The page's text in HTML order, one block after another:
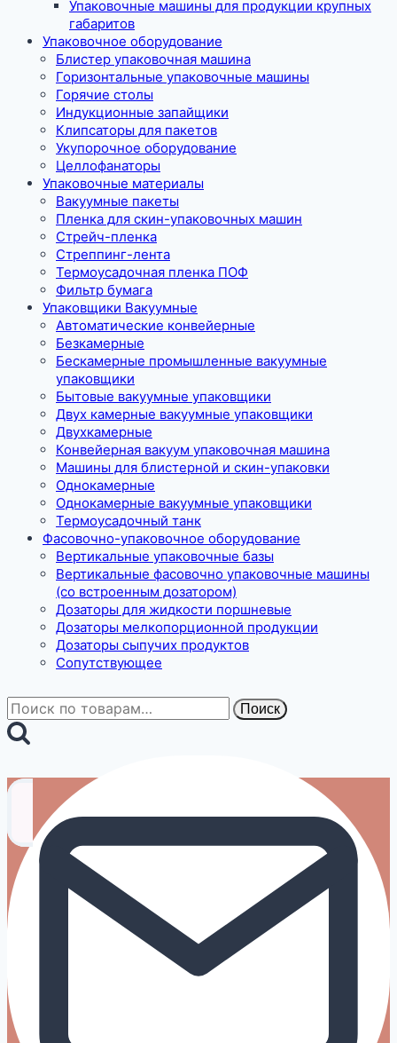
Упаковочные машины для продукции крупных
габаритов
Упаковочное оборудование
Блистер упаковочная машина
Горизонтальные упаковочные машины
Горячие столы
Индукционные запайщики
Клипсаторы для пакетов
Укупорочное оборудование
Целлофанаторы
Упаковочные материалы
Вакуумные пакеты
Пленка для скин-упаковочных машин
Стрейч-пленка
Стреппинг-лента
Термоусадочная пленка ПОФ
Фильтр бумага
Упаковщики Вакуумные
Автоматические конвейерные
Безкамерные
Бескамерные промышленные вакуумные
упаковщики
Бытовые вакуумные упаковщики
Двух камерные вакуумные упаковщики
Двухкамерные
Конвейерная вакуум упаковочная машина
Машины для блистерной и скин-упаковки
Однокамерные
Однокамерные вакуумные упаковщики
Термоусадочный танк
Фасовочно-упаковочное оборудование
Вертикальные упаковочные базы
Вертикальные фасовочно упаковочные машины
(со встроенным дозатором)
Дозаторы для жидкости поршневые
Дозаторы мелкопорционной продукции
Дозаторы сыпучих продуктов
Сопутствующее
Искать: Поиск